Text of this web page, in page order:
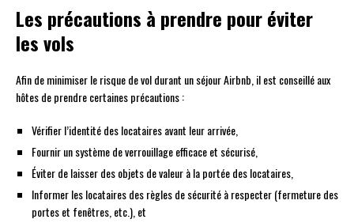
Les précautions à prendre pour éviter
les vols
Afin de minimiser le risque de vol durant un séjour Airbnb, il est conseillé aux
hôtes de prendre certaines précautions :
Vérifier l’identité des locataires avant leur arrivée,
Fournir un système de verrouillage efficace et sécurisé,
Éviter de laisser des objets de valeur à la portée des locataires,
Informer les locataires des règles de sécurité à respecter (fermeture des
portes et fenêtres, etc.), et